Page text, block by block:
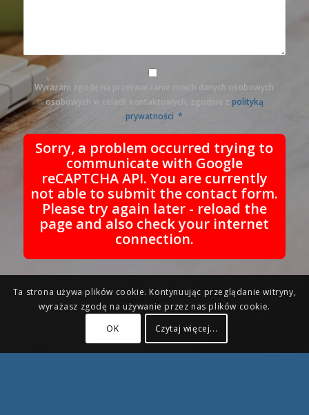
Wyrażam zgodę na przetwarzanie moich danych osobowych
osobowych w celach kontaktowych, zgodnie z polityką
prywatności .*
Sorry, a problem occurred trying to
communicate with Google
reCAPTCHA API. You are currently
not able to submit the contact form.
Please try again later - reload the
page and also check your internet
connection.
This site is protected by reCAPTCHA and the GooglePrivacy Policy and
Ta strona używa plików cookie. Kontynuując przeglądanie witryny,
wyrażasz zgodę na używanie przez nas plików cookie.
OK
Czytaj więcej...